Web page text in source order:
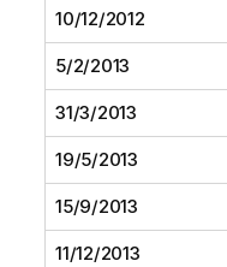
10/12/2012
5/2/2013
31/3/2013
19/5/2013
15/9/2013
11/12/2013